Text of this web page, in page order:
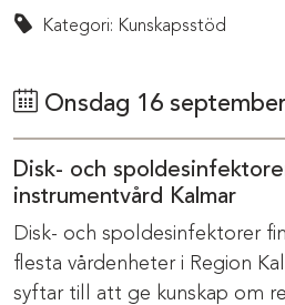
Kategori: Kunskapsstöd
Onsdag 16 september
Disk- och
instrumentvård Kalmar
Disk- och spoldesinfektorer
flesta vårdenheter i Region
syftar till att ge kunskap om